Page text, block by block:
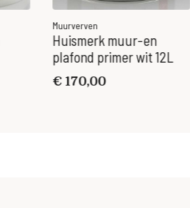
Muurverven
Huismerk muur-en
plafond primer wit 12L
€ 170,00